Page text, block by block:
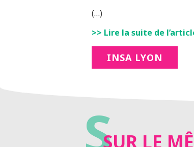
(…)
>> Lire la suite de
INSA LYON
SSUR LE